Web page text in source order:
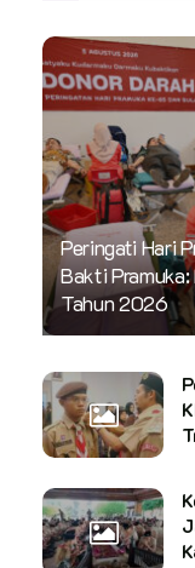
Peringati Hari
Bakti Pramuka:
Tahun 2026